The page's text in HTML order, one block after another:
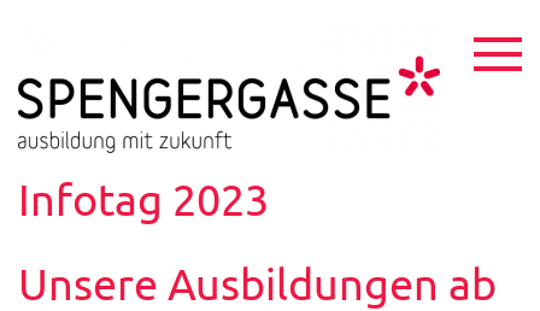
content
Infotag 2023
Unsere Ausbildungen ab